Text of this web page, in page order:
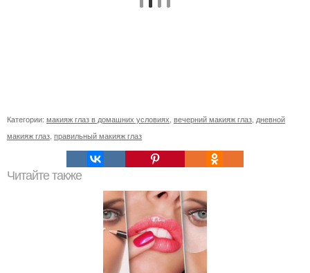
Категории: макияж глаз в домашних условиях вечерний макияж глаз дневной
макияж глаз правильный макияж глаз
Читайте также